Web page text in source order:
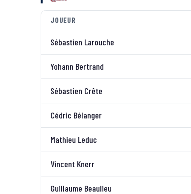
JOUEUR
Sébastien Larouche
Yohann Bertrand
Sébastien Crête
Cédric Bélanger
Mathieu Leduc
Vincent Knerr
Guillaume Beaulieu